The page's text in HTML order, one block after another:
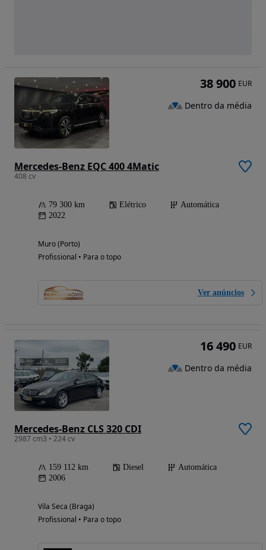
Mercedes-Benz EQC 400 4Matic
408 cv
79 300 km Elétrico
Automática
2022
Muro (Porto)
Profissional • Para o topo
Ver anúncios
38 900 EUR
Dentro da média
Mercedes-Benz CLS 320 CDI
2987 cm3 • 224 cv
159 112 km Diesel
Automática
2006
Vila Seca (Braga)
Profissional • Para o topo
16 490 EUR
Dentro da média